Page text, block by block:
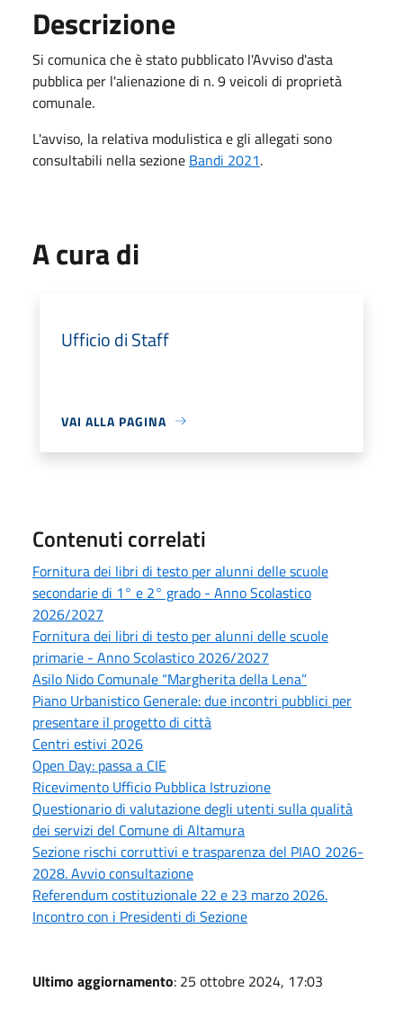
Descrizione
Si comunica che è stato pubblicato l'Avviso d'asta
pubblica per l'alienazione di n. 9 veicoli di proprietà
comunale.
L'avviso, la relativa modulistica e gli allegati sono
consultabili nella sezione Bandi 2021.
A cura di
Ufficio di Staff
VAI ALLA PAGINA
Contenuti correlati
Fornitura dei libri di testo per alunni delle scuole
secondarie di 1° e 2° grado - Anno Scolastico
2026/2027
Fornitura dei libri di testo per alunni delle scuole
primarie - Anno Scolastico 2026/2027
Asilo Nido Comunale “Margherita della Lena”
Piano Urbanistico Generale: due incontri pubblici per
presentare il progetto di città
Centri estivi 2026
Open Day: passa a CIE
Ricevimento Ufficio Pubblica Istruzione
Questionario di valutazione degli utenti sulla qualità
dei servizi del Comune di Altamura
Sezione rischi corruttivi e trasparenza del PIAO 2026-
2028. Avvio consultazione
Referendum costituzionale 22 e 23 marzo 2026.
Incontro con i Presidenti di Sezione
Ultimo aggiornamento: 25 ottobre 2024, 17:03